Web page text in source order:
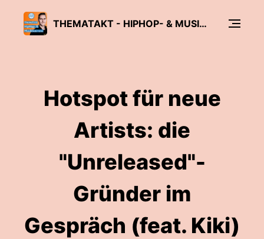
THEMATAKT - HIPHOP- & MUSIKBUSINESS-PODCAST
Hotspot für neue
Artists: die
"Unreleased"-
Gründer im
Gespräch (feat. Kiki)